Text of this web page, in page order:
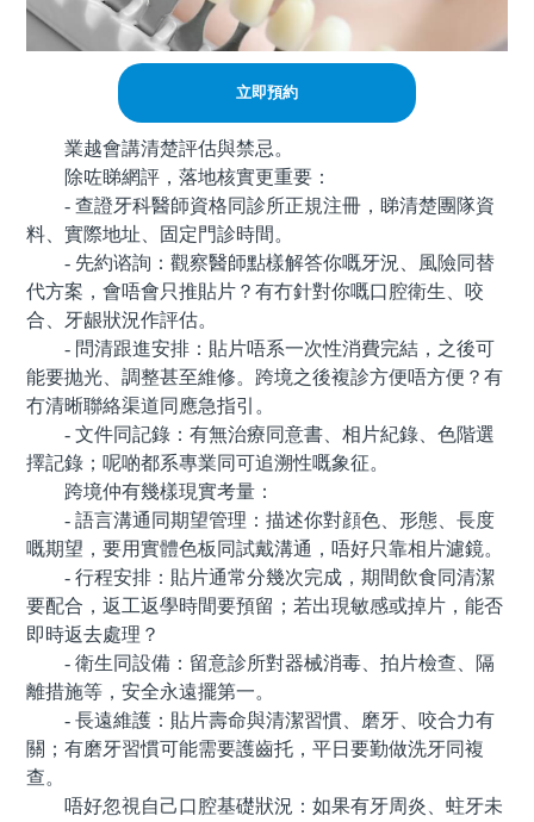
立即預約
業越會講清楚評估與禁忌。
除咗睇網評，落地核實更重要：
- 查證牙科醫師資格同診所正規注冊，睇清楚團隊資
料、實際地址、固定門診時間。
- 先約谘詢：觀察醫師點樣解答你嘅牙況、風險同替
代方案，會唔會只推貼片？有冇針對你嘅口腔衛生、咬
合、牙龈狀況作評估。
- 問清跟進安排：貼片唔系一次性消費完結，之後可
能要抛光、調整甚至維修。跨境之後複診方便唔方便？有
冇清晰聯絡渠道同應急指引。
- 文件同記錄：有無治療同意書、相片紀錄、色階選
擇記錄；呢啲都系專業同可追溯性嘅象征。
跨境仲有幾樣現實考量：
- 語言溝通同期望管理：描述你對顔色、形態、長度
嘅期望，要用實體色板同試戴溝通，唔好只靠相片濾鏡。
- 行程安排：貼片通常分幾次完成，期間飲食同清潔
要配合，返工返學時間要預留；若出現敏感或掉片，能否
即時返去處理？
- 衛生同設備：留意診所對器械消毒、拍片檢查、隔
離措施等，安全永遠擺第一。
- 長遠維護：貼片壽命與清潔習慣、磨牙、咬合力有
關；有磨牙習慣可能需要護齒托，平日要勤做洗牙同複
查。
唔好忽視自己口腔基礎狀況：如果有牙周炎、蛀牙未